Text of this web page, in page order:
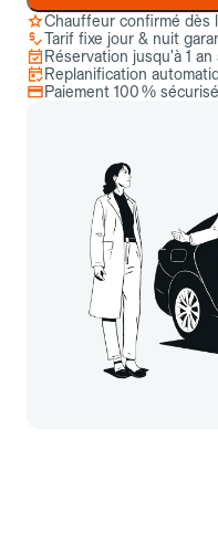
Chauffeur confirmé dès
Tarif fixe jour & nuit
Réservation jusqu’à 1 an
Replanification
Paiement 100 % sécurisé